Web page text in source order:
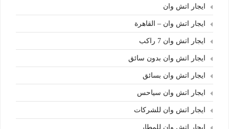
ايجار اتش وان
ايجار اتش وان – القاهرة
ايجار اتش وان 7 راكب
ايجار اتش وان بدون سائق
ايجار اتش وان بسائق
ايجار اتش وان سياحس
ايجار اتش وان للشركات
ايجار اتش وان للمطار